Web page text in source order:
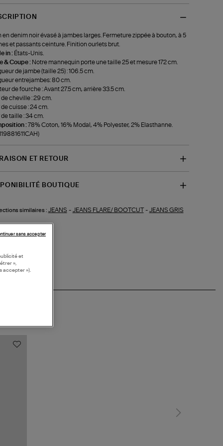
en denim noir évasé à jambes larges. Fermeture zippée à bouton, à 5
et passants ceinture. Finition ourlets brut.
in : États-Unis.
& Coupe : Notre mannequin porte une taille 25 et mesure 172 cm.
de jambe (taille 25) : 106.5 cm.
entrejambes: 80 cm.
de fourche : Avant 27.5 cm, arrière 33.5 cm.
de cheville : 29 cm.
de cuisse : 24 cm.
de taille : 34 cm.
:78% Coton, 16% Modal, 4% Polyester, 2% Elasthanne.
ET RETOUR
BOUTIQUE
similaires : JEANS - JEANS FLARE/ BOOTCUT- JEANS GRIS
et
»,
accepter »).
sans accepter